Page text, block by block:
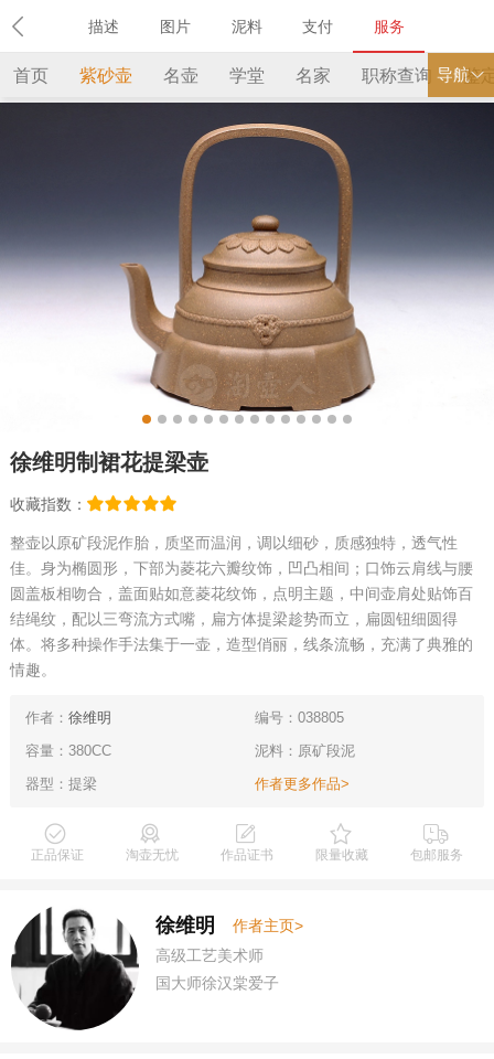
导航
首页 紫砂壶 名壶 学堂 名家 职称查询 鉴
徐维明制裙花提梁壶
收藏指数：
整壶以原矿段泥作胎，质坚而温润，调以细砂，质感独特，透气性
佳。身为椭圆形，下部为菱花六瓣纹饰，凹凸相间；口饰云肩线与腰
圆盖板相吻合，盖面贴如意菱花纹饰，点明主题，中间壶肩处贴饰百
结绳纹，配以三弯流方式嘴，扁方体提梁趁势而立，扁圆钮细圆得
体。将多种操作手法集于一壶，造型俏丽，线条流畅，充满了典雅的
情趣。
作者： 徐维明
编号：038805
容量：380CC
泥料：原矿段泥
器型：提梁
作者更多作品>
正品保证 淘壶无忧 作品证书 限量收藏 包邮服务
徐维明
作者主页>
高级工艺美术师
国大师徐汉棠爱子
描述 图片 泥料 支付 服务